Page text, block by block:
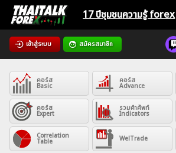
Skip
content
17 ปีชุมชนความรู้ forex
เข้าสู่ระบบ สมัครสมาชิก
Home
News
Articles
คอร์ส
Basic
คอร์ส
Advance
คอร์ส
Expert
รวมคำศัพท์
Indicators
Correlation
Table WelTrade